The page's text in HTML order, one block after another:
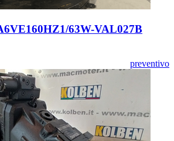
63W-VAL027B
preventivo